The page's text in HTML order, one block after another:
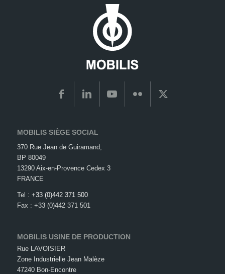
MOBILIS SIÈGE SOCIAL
370 Rue Jean de Guiramand,
BP 80049
13290 Aix-en-Provence Cedex 3
FRANCE
Tel : +33 (0)442 371 500
Fax : +33 (0)442 371 501
MOBILIS USINE DE PRODUCTION
Rue LAVOISIER
Zone Industrielle Jean Malèze
47240 Bon-Encontre